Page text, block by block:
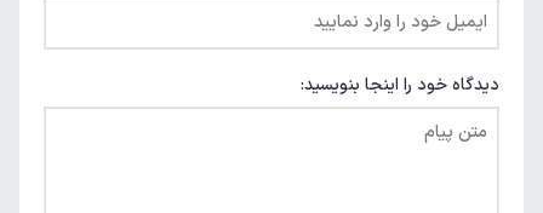
دیدگاه خود را اینجا بنویسید: